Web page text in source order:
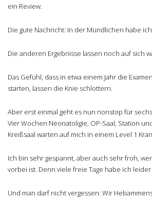
ein Review.
Die gute Nachricht: In der Mündlichen habe
Die anderen Ergebnisse lassen noch auf sich
Das Gefühl, dass in etwa einem Jahr die
starten, lassen die Knie schlottern.
Aber erst einmal geht es nun nonstop für
Vier Wochen Neonatoligie, OP-Saal, Station
Kreißsaal warten auf mich in einem Level 1
Ich bin sehr gespannt, aber auch sehr froh,
vorbei ist. Denn viele freie Tage habe ich
Und man darf nicht vergessen: Wir